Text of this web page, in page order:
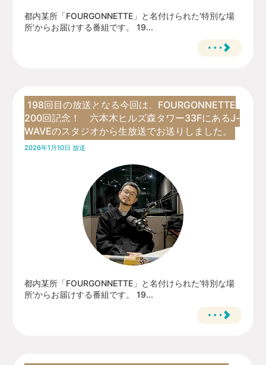
都内某所「FOURGONNETTE」と名付けられた’特別な場
所’からお届けする番組です。 19...
198回目の放送となる今回は、FOURGONNETTE
200回記念！ 六本木ヒルズ森タワー33FにあるJ-
WAVEのスタジオから生放送でお送りしました。
2026年1月10日 放送
都内某所「FOURGONNETTE」と名付けられた’特別な場
所’からお届けする番組です。 19...